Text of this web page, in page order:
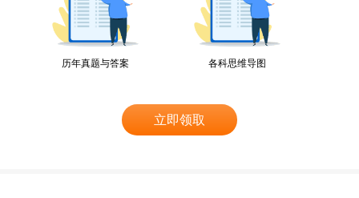
历年真题与答案 各科思维导图
立即领取